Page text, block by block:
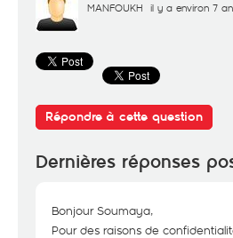
MANFOUKH il y a environ 7
Répondre à cette question
Dernières réponses
Bonjour Soumaya,
Pour des raisons de